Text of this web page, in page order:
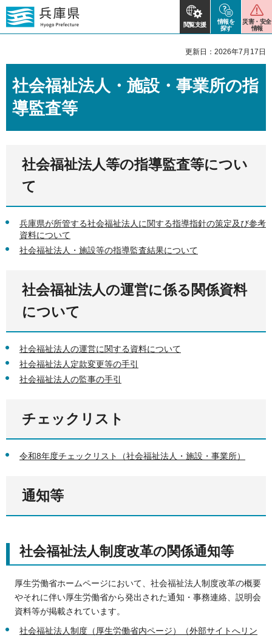
閲覧支援
情報を
探す
災害・安全
情報
更新日：2026年7月17日
社会福祉法人・施設・事業所の指
導監査等
社会福祉法人等の指導監査等につい
て
兵庫県が所管する社会福祉法人に関する指導指針の策定及び参考
資料について
社会福祉法人・施設等の指導監査結果について
社会福祉法人の運営に係る関係資料
について
社会福祉法人の運営に関する資料について
社会福祉法人定款変更等の手引
社会福祉法人の監事の手引
チェックリスト
令和8年度チェックリスト（社会福祉法人・施設・事業所）
通知等
社会福祉法人制度改革の関係通知等
厚生労働省ホームページにおいて、社会福祉法人制度改革の概要
やそれに伴い厚生労働省から発出された通知・事務連絡、説明会
資料等が掲載されています。
社会福祉法人制度（厚生労働省内ページ）（外部サイトへリン